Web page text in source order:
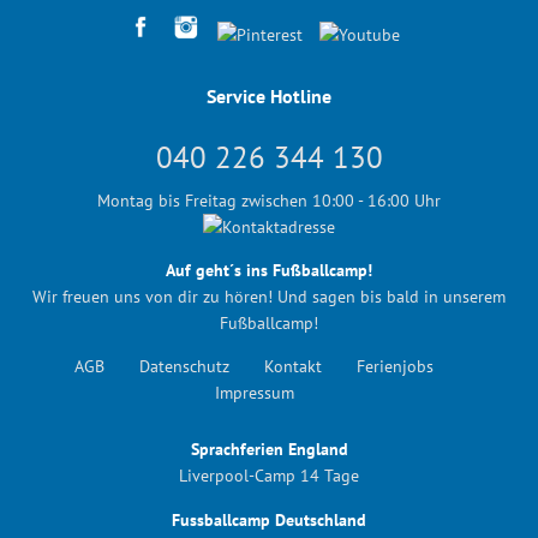
Service Hotline
040 226 344 130
Montag bis Freitag zwischen 10:00 - 16:00 Uhr
Auf geht´s ins Fußballcamp!
Wir freuen uns von dir zu hören! Und sagen bis bald in unserem
Fußballcamp!
AGB
Datenschutz Kontakt
Ferienjobs
Impressum
Sprachferien England
Liverpool-Camp 14 Tage
Fussballcamp Deutschland